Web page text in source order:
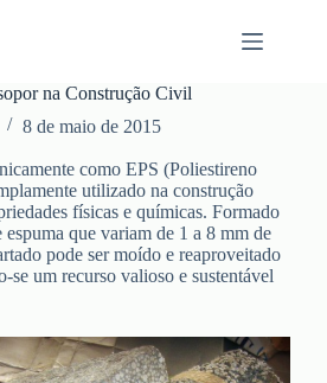
na Construção Civil
8 de maio de 2015
como EPS (Poliestireno
utilizado na construção
físicas e químicas. Formado
espuma que variam de 1 a 8 mm de
pode ser moído e reaproveitado
se um recurso valioso e sustentável